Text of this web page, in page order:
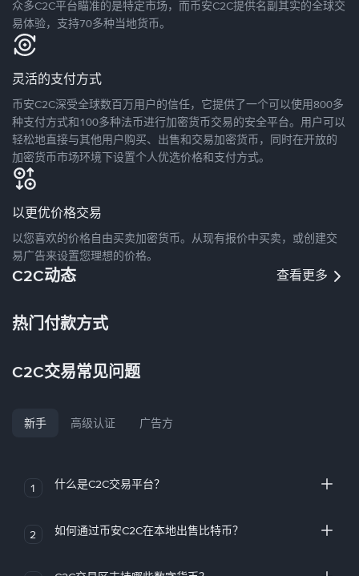
众多C2C平台瞄准的是特定市场，而币安C2C提供名副其实的全球交
易体验，支持70多种当地货币。
灵活的支付方式
币安C2C深受全球数百万用户的信任，它提供了一个可以使用800多
种支付方式和100多种法币进行加密货币交易的安全平台。用户可以
轻松地直接与其他用户购买、出售和交易加密货币，同时在开放的
加密货币市场环境下设置个人优选价格和支付方式。
以更优价格交易
以您喜欢的价格自由买卖加密货币。从现有报价中买卖，或创建交
易广告来设置您理想的价格。
C2C动态 查看更多
热门付款方式
C2C交易常见问题
新手 高级认证 广告方
1 什么是C2C交易平台？
2 如何通过币安C2C在本地出售比特币？